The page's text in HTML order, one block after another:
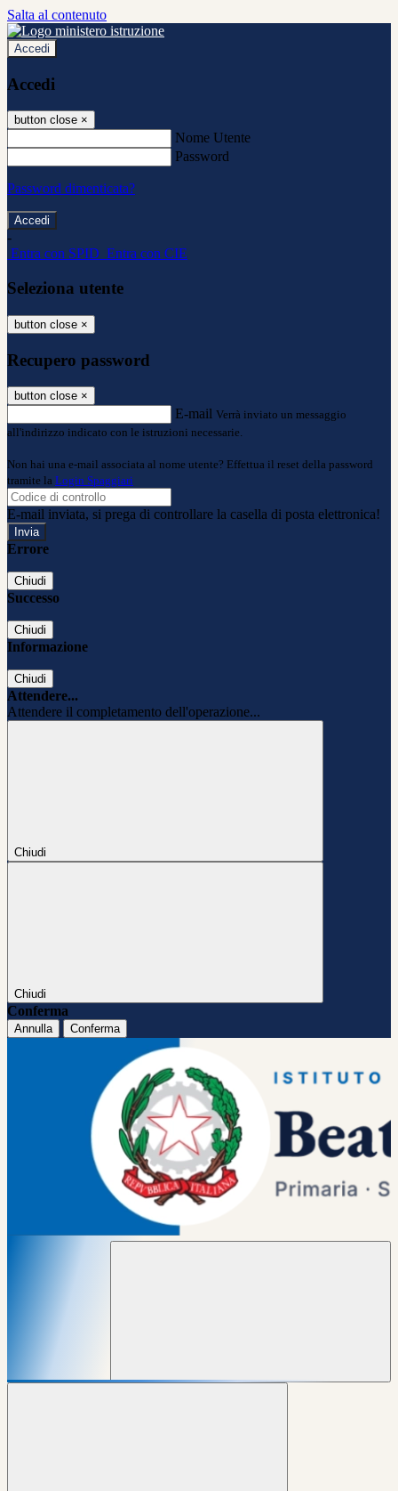
Salta al contenuto
Accedi
Accedi
button close ×
Nome Utente
Password
Password dimenticata?
-
Entra con SPID Entra con CIE
Seleziona utente
button close ×
Recupero password
button close ×
E-mail Verrà inviato un messaggio
all'indirizzo indicato con le istruzioni necessarie.
Non hai una e-mail associata al nome utente? Effettua il reset della password
tramite la Login Spaggiari
E-mail inviata, si prega di controllare la casella di posta elettronica!
Errore
Chiudi
Successo
Chiudi
Informazione
Chiudi
Attendere...
Attendere il completamento dell'operazione...
Chiudi
Chiudi
Conferma
Annulla Conferma